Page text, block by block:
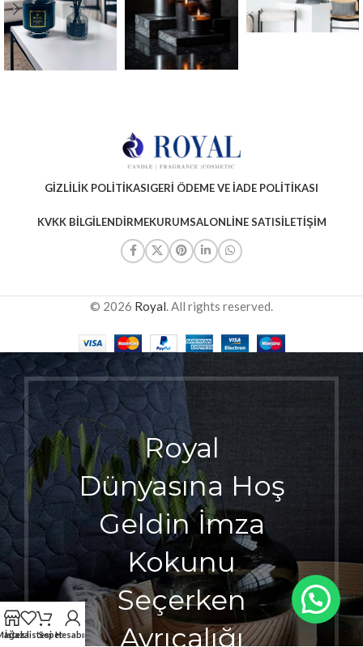
GIZLILIK POLITIKASIGERI ÖDEME VE İADE POLITIKASI
KVKK BILGILENDIRMEKURUMSALONLINE SATISİLETIŞIM
© 2026 Royal. All rights reserved.
Royal
Dünyasına Hoş
Geldin İmza
Kokunu
Seçerken
Ayrıcalığı
İstek listesiSepetHesabım